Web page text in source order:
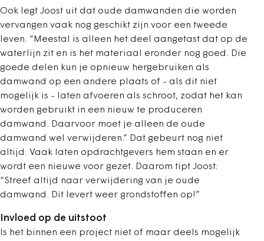
Ook legt Joost uit dat oude damwanden die worden
vervangen vaak nog geschikt zijn voor een tweede
leven. “Meestal is alleen het deel aangetast dat op de
waterlijn zit en is het materiaal eronder nog goed. Die
goede delen kun je opnieuw hergebruiken als
damwand op een andere plaats of - als dit niet
mogelijk is - laten afvoeren als schroot, zodat het kan
worden gebruikt in een nieuw te produceren
damwand. Daarvoor moet je alleen de oude
damwand wel verwijderen.” Dat gebeurt nog niet
altijd. Vaak laten opdrachtgevers hem staan en er
wordt een nieuwe voor gezet. Daarom tipt Joost:
“Streef altijd naar verwijdering van je oude
damwand. Dit levert weer grondstoffen op!”
Invloed op de uitstoot
Is het binnen een project niet of maar deels mogelijk